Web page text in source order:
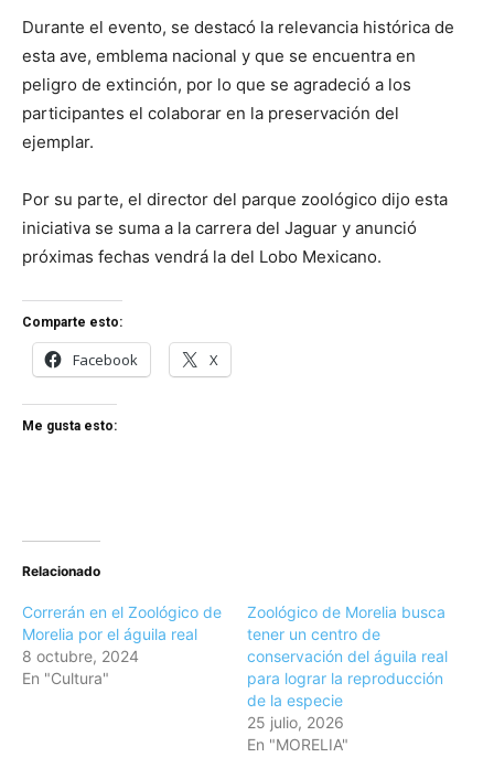
Durante el evento, se destacó la relevancia histórica de
esta ave, emblema nacional y que se encuentra en
peligro de extinción, por lo que se agradeció a los
participantes el colaborar en la preservación del
ejemplar.
Por su parte, el director del parque zoológico dijo esta
iniciativa se suma a la carrera del Jaguar y anunció
próximas fechas vendrá la del Lobo Mexicano.
Comparte esto:
Facebook X
Me gusta esto:
Relacionado
Correrán en el Zoológico de
Morelia por el águila real
8 octubre, 2024
En "Cultura"
Zoológico de Morelia busca
tener un centro de
conservación del águila real
para lograr la reproducción
de la especie
25 julio, 2026
En "MORELIA"